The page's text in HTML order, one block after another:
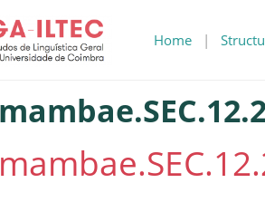
Home |